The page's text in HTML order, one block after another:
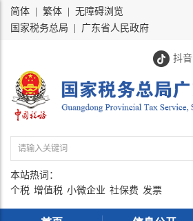
简体 繁体
无障碍浏览
国家税务总局
广东省人民政府
抖音
本站热词：
个税 增值税 小微企业 社保费 发票